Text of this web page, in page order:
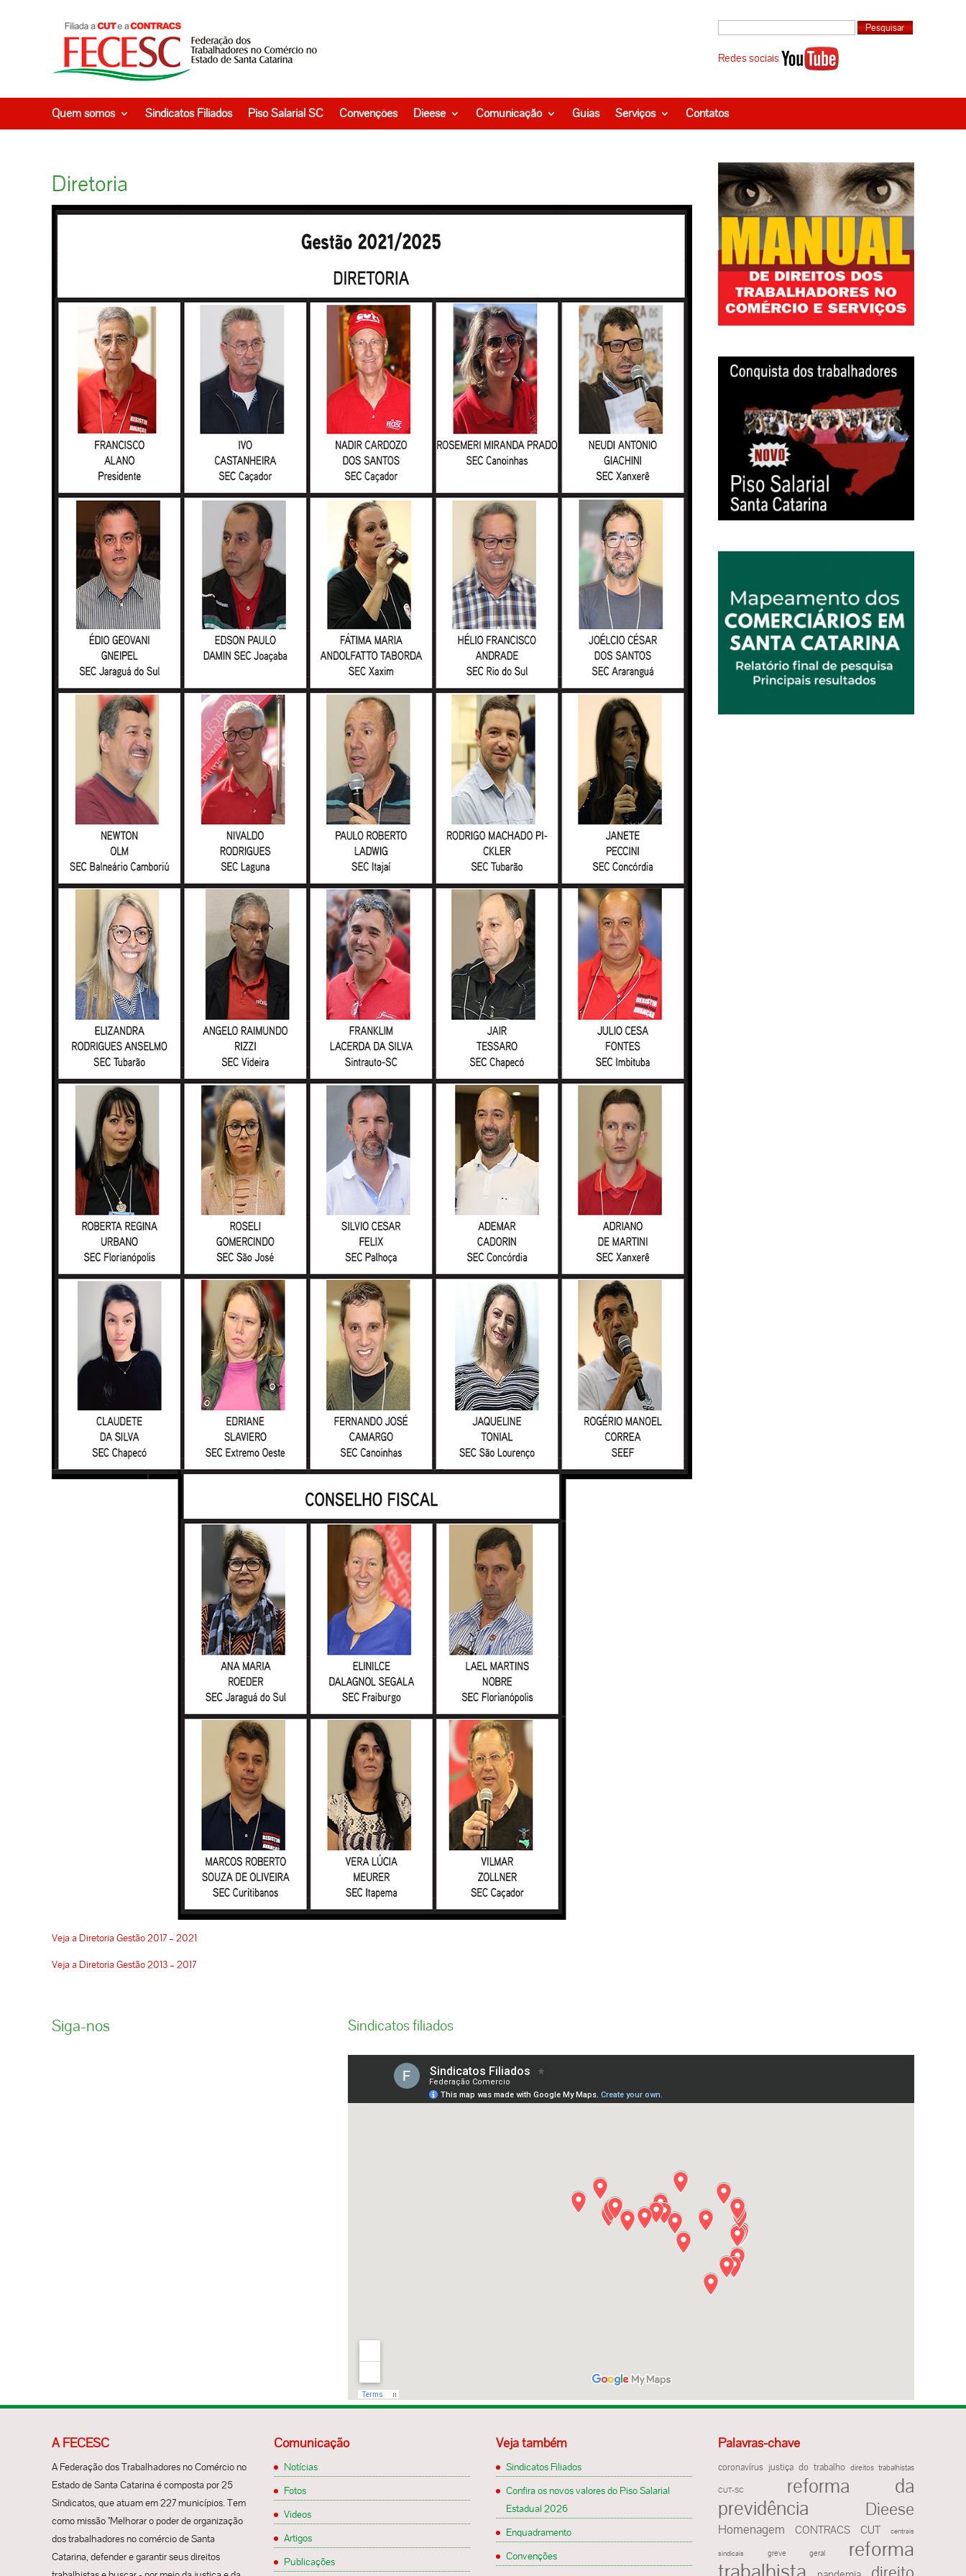
Redes sociais
Quem somos Sindicatos Filiados Piso Salarial SC Convenções Dieese Comunicação Guias Serviços Contatos
Diretoria
Veja a Diretoria Gestão 2017 – 2021
Veja a Diretoria Gestão 2013 – 2017
Siga-nos Sindicatos filiados
A FECESC
A Federação dos Trabalhadores no Comércio no
Estado de Santa Catarina é composta por 25
Sindicatos, que atuam em 227 municípios. Tem
como missão "Melhorar o poder de organização
dos trabalhadores no comércio de Santa
Catarina, defender e garantir seus direitos
Comunicação
Notícias
Fotos
Videos
Artigos
Publicações
Veja também
Sindicatos Filiados
Confira os novos valores do Piso Salarial
Estadual 2026
Enquadramento
Convenções
Palavras-chave
coronavírus justiça do trabalho direitos trabalhistas
CUT-SC
reforma da
previdência
Dieese
Homenagem CONTRACS CUT centrais
sindicais greve geral
reforma